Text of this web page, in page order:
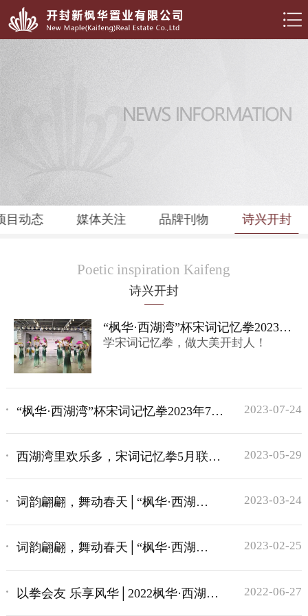
目动态 媒体关注 品牌刊物 诗兴开封
Poetic inspiration Kaifeng
诗兴开封
“枫华·西湖湾”杯宋词记忆拳2023年9
月联谊赛盛大举行！
学宋词记忆拳，做大美开封人！
“枫华·西湖湾”杯宋词记忆拳2023年7月
2023-07-24
西湖湾里欢乐多，宋词记忆拳5月联谊
2023-05-29
词韵翩翩，舞动春天│“枫华·西湖
2023-03-24
词韵翩翩，舞动春天│“枫华·西湖
2023-02-25
以拳会友 乐享风华│2022枫华·西湖湾
2022-06-27